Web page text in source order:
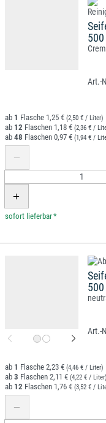
500
1 1,25 € (2,50 € / Liter)
12 1,18 € (2,36 € /
48 0,97 € (1,94 € /
*
500
1 2,23 € (4,46 € / Liter)
3 2,11 € (4,22 € / Liter)
12 1,76 € (3,52 € /